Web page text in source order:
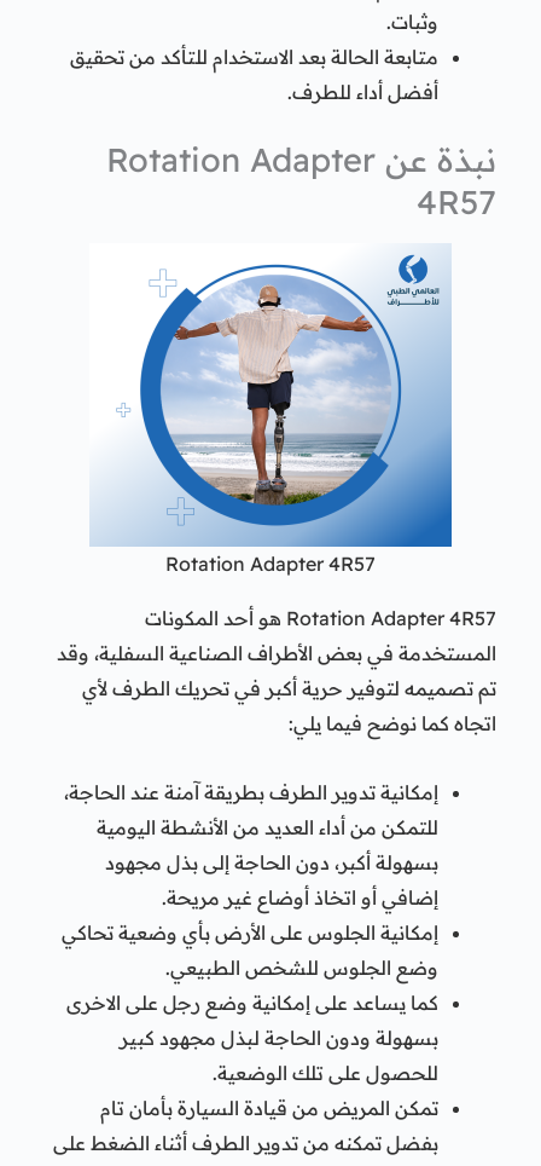
وثبات.
متابعة الحالة بعد الاستخدام للتأكد من تحقيق
أفضل أداء للطرف.
نبذة عن Rotation Adapter
4R57
Rotation Adapter 4R57
Rotation Adapter 4R57 هو أحد المكونات
المستخدمة في بعض الأطراف الصناعية السفلية، وقد
تم تصميمه لتوفير حرية أكبر في تحريك الطرف لأي
اتجاه كما نوضح فيما يلي:
إمكانية تدوير الطرف بطريقة آمنة عند الحاجة،
للتمكن من أداء العديد من الأنشطة اليومية
بسهولة أكبر، دون الحاجة إلى بذل مجهود
إضافي أو اتخاذ أوضاع غير مريحة.
إمكانية الجلوس على الأرض بأي وضعية تحاكي
وضع الجلوس للشخص الطبيعي.
كما يساعد على إمكانية وضع رجل على الاخرى
بسهولة ودون الحاجة لبذل مجهود كبير
للحصول على تلك الوضعية.
تمكن المريض من قيادة السيارة بأمان تام
بفضل تمكنه من تدوير الطرف أثناء الضغط على